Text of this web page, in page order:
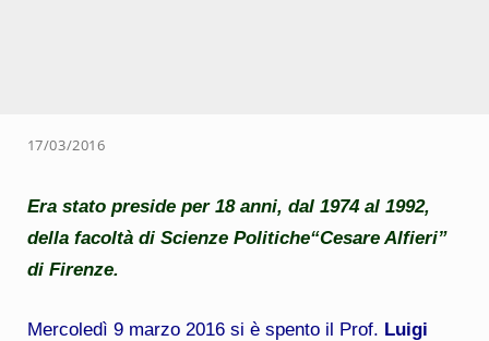
17/03/2016
Era stato preside per 18 anni, dal 1974 al 1992,
della facoltà di Scienze Politiche“Cesare Alfieri”
di Firenze.
Mercoledì 9 marzo 2016 si è spento il Prof. Luigi